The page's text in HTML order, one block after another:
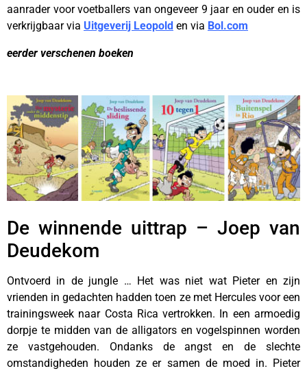
aanrader voor voetballers van ongeveer 9 jaar en ouder en is
verkrijgbaar via Uitgeverij Leopold en via Bol.com
eerder verschenen boeken
De winnende uittrap – Joep van
Deudekom
Ontvoerd in de jungle … Het was niet wat Pieter en zijn
vrienden in gedachten hadden toen ze met Hercules voor een
trainingsweek naar Costa Rica vertrokken. In een armoedig
dorpje te midden van de alligators en vogelspinnen worden
ze vastgehouden. Ondanks de angst en de slechte
omstandigheden houden ze er samen de moed in. Pieter